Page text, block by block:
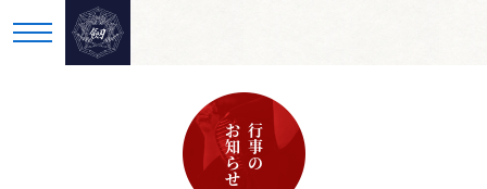
行事の
お知らせ